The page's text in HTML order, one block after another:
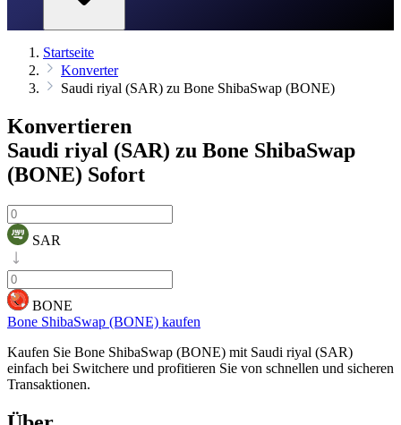
Startseite
Konverter
Saudi riyal (SAR) zu Bone ShibaSwap (BONE)
Konvertieren
Saudi riyal (SAR) zu Bone ShibaSwap
(BONE) Sofort
SAR
BONE
Bone ShibaSwap (BONE) kaufen
Kaufen Sie Bone ShibaSwap (BONE) mit Saudi riyal (SAR)
einfach bei Switchere und profitieren Sie von schnellen und sicheren
Transaktionen.